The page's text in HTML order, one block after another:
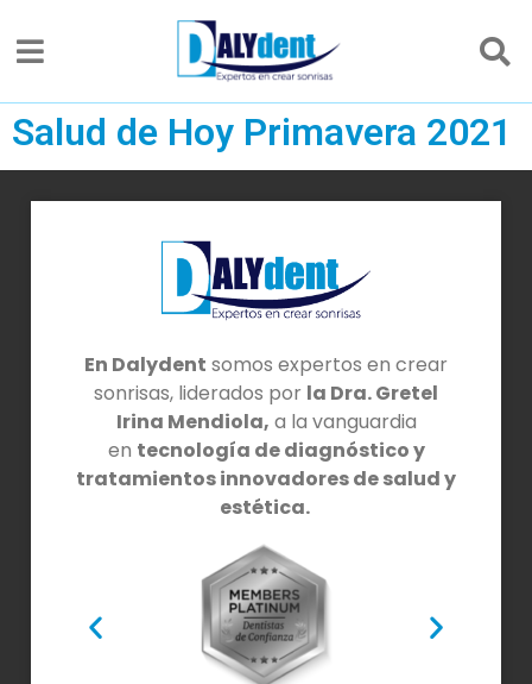
Salud de Hoy Primavera 2021
En Dalydent somos expertos en crear
sonrisas, liderados por la Dra. Gretel
Irina Mendiola, a la vanguardia
en tecnología de diagnóstico y
tratamientos innovadores de salud y
estética.